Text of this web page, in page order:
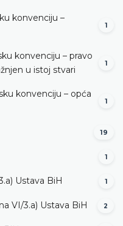
konvenciju –
1
konvenciju – pravo
u istoj stvari
1
konvenciju – opća
1
19
1
Ustava BiH 1
VI/3.а) Ustava BiH 2